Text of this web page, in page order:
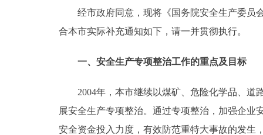
政务服务
便民服务
中介服务
经市政府同意，现将《国务院安全生产委员会
合本市实际补充通知如下，请一并贯彻执行。
一、安全生产专项整治工作的重点及目标
2004年，本市继续以煤矿、危险化学品、道
展安全生产专项整治。通过专项整治，加强企
安全资金投入力度，有效防范重特大事故的发生